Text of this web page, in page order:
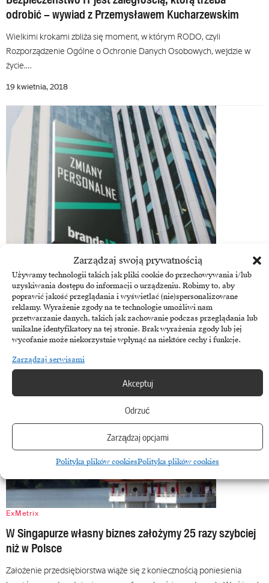
Zarządzaj swoją prywatnością
Używamy technologii takich jak pliki cookie do przechowywania i/lub
uzyskiwania dostępu do informacji o urządzeniu. Robimy to, aby
poprawić jakość przeglądania i wyświetlać (nie)spersonalizowane
reklamy. Wyrażenie zgody na te technologie umożliwi nam
przetwarzanie danych, takich jak zachowanie podczas przeglądania lub
unikalne identyfikatory na tej stronie. Brak wyrażenia zgody lub jej
wycofanie może niekorzystnie wpłynąć na niektóre cechy i funkcje.
Zarządzaj serwisami
Akceptuj
Odrzuć
Zarządzaj opcjami
Polityka plików cookiesPolityka plików cookies
odrobić – wywiad z Przemysławem Kucharzewskim
Wielkimi krokami zbliża się moment, w którym RODO, czyli
Rozporządzenie Ogólne o Ochronie Danych Osobowych, wejdzie w
życie.…
19 kwietnia, 2018
Przemysław Kucharzewski w NEWIND S.A.
Od lutego 2018 roku Przemysław Kucharzewski objął stanowisko
Dyrektora Sektora Biznesowego odpowiedzialnego za ofertę do tej
części rynku,…
26 lutego, 2018
ExMetrix
W Singapurze własny biznes założymy 25 razy szybciej
niż w Polsce
Założenie przedsiębiorstwa wiąże się z koniecznością poniesienia